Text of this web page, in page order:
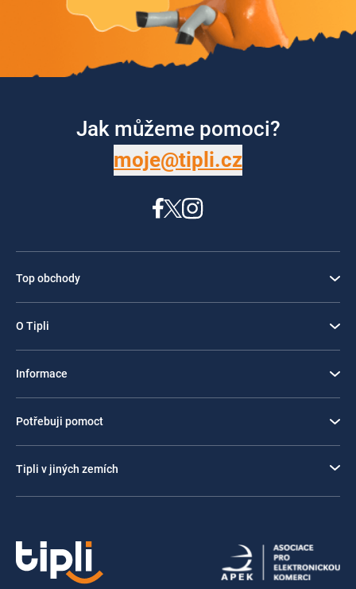
Jak můžeme pomoci?
moje@tipli.cz
Top obchody
O Tipli
Informace
Potřebuji pomoct
Tipli v jiných zemích